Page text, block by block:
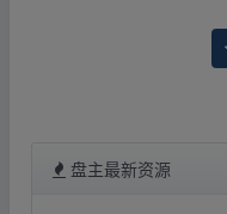
盘主最新资源